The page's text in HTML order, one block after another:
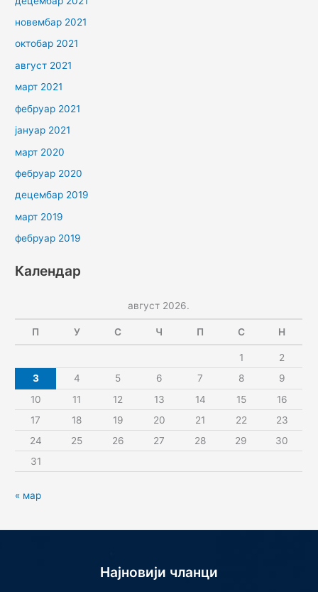
новембар 2021
октобар 2021
август 2021
март 2021
фебруар 2021
јануар 2021
март 2020
фебруар 2020
децембар 2019
март 2019
фебруар 2019
Календар
август 2026.
П У С Ч П С Н
1
2
3
4 5 6 7 8
9
10
11 12 13 14 15
16
17
18 19 20 21 22
23
24
25 26 27 28 29
30
31
« мар
Најновији чланци